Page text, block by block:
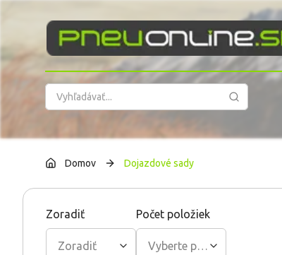
PneuOnline
Domov Dojazdové sady
Zoradiť Počet položiek